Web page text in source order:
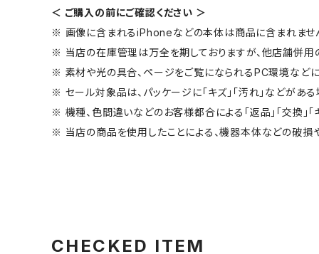
＜ ご購入の前にご確認ください ＞
※ 画像に含まれるiPhoneなどの本体は商品に含まれませ
※ 当店の在庫管理は万全を期しておりますが、他店舗併用
※ 素材や光の具合、ページをご覧になられるPC環境などに
※ セール対象品は、パッケージに「キズ」「汚れ」などがあ
※ 機種、色間違いなどのお客様都合による「返品」「交換」
※ 当店の商品を使用したことによる、機器本体などの破損
CHECKED ITEM